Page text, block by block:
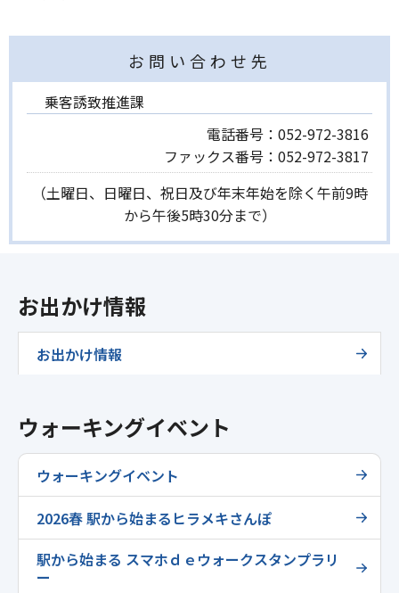
お問い合わせ先
乗客誘致推進課
電話番号： 052-972-3816
ファックス番号： 052-972-3817
（土曜日、日曜日、祝日及び年末年始を除く午前9時
から午後5時30分まで）
お出かけ情報
お出かけ情報
ウォーキングイベント
ウォーキングイベント
2026春 駅から始まるヒラメキさんぽ
駅から始まる スマホｄｅウォークスタンプラリ
ー